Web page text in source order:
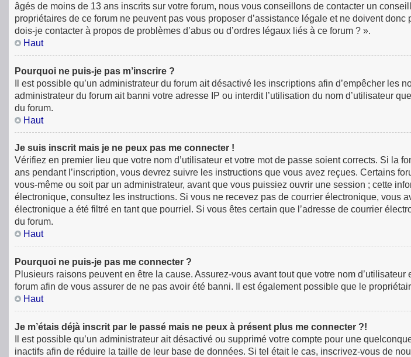
âgés de moins de 13 ans inscrits sur votre forum, nous vous conseillons de contacter un
propriétaires de ce forum ne peuvent pas vous proposer d’assistance légale et ne doivent
dois-je contacter à propos de problèmes d’abus ou d’ordres légaux liés à ce forum ? ».
Haut
Pourquoi ne puis-je pas m’inscrire ?
Il est possible qu’un administrateur du forum ait désactivé les inscriptions afin d’empêcher les
administrateur du forum ait banni votre adresse IP ou interdit l’utilisation du nom d’utilisateur
du forum.
Haut
Je suis inscrit mais je ne peux pas me connecter !
Vérifiez en premier lieu que votre nom d’utilisateur et votre mot de passe soient corrects. Si
ans pendant l’inscription, vous devrez suivre les instructions que vous avez reçues. Certains
vous-même ou soit par un administrateur, avant que vous puissiez ouvrir une session ; cette
électronique, consultez les instructions. Si vous ne recevez pas de courrier électronique,
électronique a été filtré en tant que pourriel. Si vous êtes certain que l’adresse de courrier
du forum.
Haut
Pourquoi ne puis-je pas me connecter ?
Plusieurs raisons peuvent en être la cause. Assurez-vous avant tout que votre nom
forum afin de vous assurer de ne pas avoir été banni. Il est également possible que le
Haut
Je m’étais déjà inscrit par le passé mais ne peux à présent plus me connecter ?!
Il est possible qu’un administrateur ait désactivé ou supprimé votre compte pour une
inactifs afin de réduire la taille de leur base de données. Si tel était le cas, inscrivez-vous de